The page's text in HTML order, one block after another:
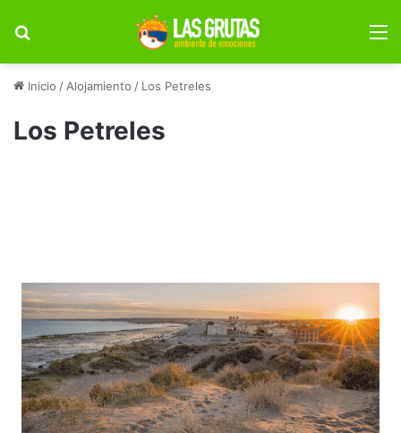
Inicio / Alojamiento / Los Petreles
Los Petreles